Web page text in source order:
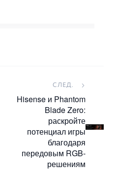
СЛЕД.
Hisense и Phantom
Blade Zero:
раскройте
потенциал игры
благодаря
передовым RGB-
решениям